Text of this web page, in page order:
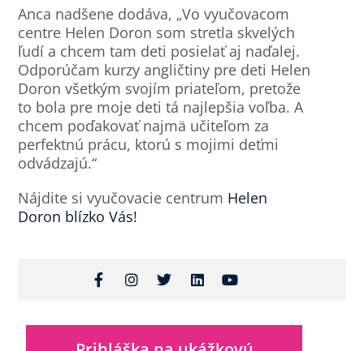
Anca nadšene dodáva, „Vo vyučovacom
centre Helen Doron som stretla skvelých
ľudí a chcem tam deti posielať aj naďalej.
Odporúčam kurzy angličtiny pre deti Helen
Doron všetkým svojím priateľom, pretože
to bola pre moje deti tá najlepšia voľba. A
chcem poďakovať najmä učiteľom za
perfektnú prácu, ktorú s mojimi deťmi
odvádzajú.“
Nájdite si vyučovacie centrum Helen
Doron blízko Vás!